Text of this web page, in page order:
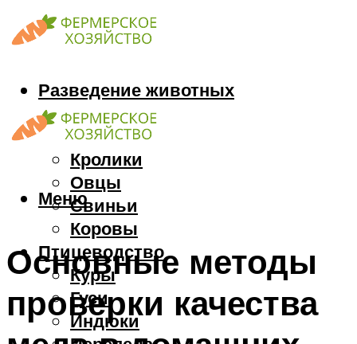
Разведение животных
Козы
Кони
Кролики
Овцы
Свиньи
Коровы
Птицеводство
Куры
Гуси
Индюки
Меню
Основные методы
проверки качества